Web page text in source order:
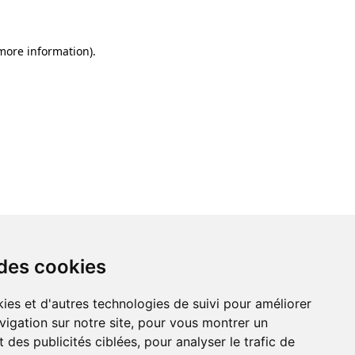
cookies
et d'autres technologies de suivi pour améliorer
sur notre site, pour vous montrer un
des publicités ciblées, pour analyser le trafic de
information).